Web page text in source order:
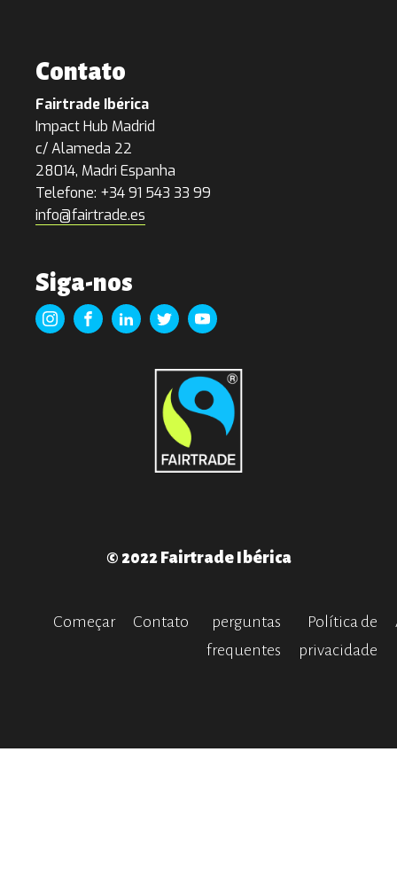
Contato
Fairtrade Ibérica
Impact Hub Madrid
c/ Alameda 22
28014, Madri Espanha
Telefone: +34 91 543 33 99
info@fairtrade.es
Siga-nos
© 2022 Fairtrade Ibérica
Começar Contato
perguntas
frequentes
Política de
privacidade